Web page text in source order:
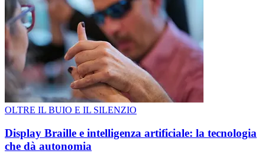
OLTRE IL BUIO E IL SILENZIO
Display Braille e intelligenza artificiale: la tecnologia
che dà autonomia